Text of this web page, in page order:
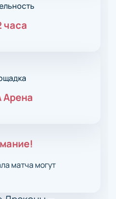
часа
матча могут